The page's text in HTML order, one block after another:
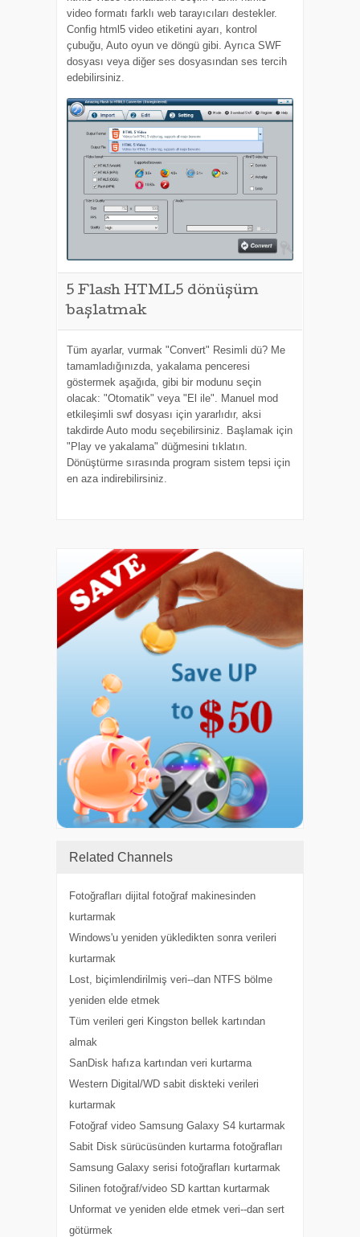
video formatı farklı web tarayıcıları destekler.
Config html5 video etiketini ayarı, kontrol
çubuğu, Auto oyun ve döngü gibi. Ayrıca SWF
dosyası veya diğer ses dosyasından ses tercih
edebilirsiniz.
5 Flash HTML5 dönüşüm
başlatmak
Tüm ayarlar, vurmak "Convert" Resimli dü? Me
tamamladığınızda, yakalama penceresi
göstermek aşağıda, gibi bir modunu seçin
olacak: "Otomatik" veya "El ile". Manuel mod
etkileşimli swf dosyası için yararlıdır, aksi
takdirde Auto modu seçebilirsiniz. Başlamak için
"Play ve yakalama" düğmesini tıklatın.
Dönüştürme sırasında program sistem tepsi için
en aza indirebilirsiniz.
Related Channels
Fotoğrafları dijital fotoğraf makinesinden
kurtarmak
Windows'u yeniden yükledikten sonra verileri
kurtarmak
Lost, biçimlendirilmiş veri--dan NTFS bölme
yeniden elde etmek
Tüm verileri geri Kingston bellek kartından
almak
SanDisk hafıza kartından veri kurtarma
Western Digital/WD sabit diskteki verileri
kurtarmak
Fotoğraf video Samsung Galaxy S4 kurtarmak
Sabit Disk sürücüsünden kurtarma fotoğrafları
Samsung Galaxy serisi fotoğrafları kurtarmak
Silinen fotoğraf/video SD karttan kurtarmak
Unformat ve yeniden elde etmek veri--dan sert
götürmek